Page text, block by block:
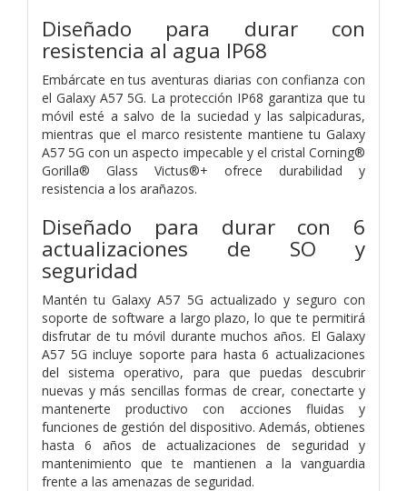
Diseñado para durar con
resistencia al agua IP68
Embárcate en tus aventuras diarias con confianza con
el Galaxy A57 5G. La protección IP68 garantiza que tu
móvil esté a salvo de la suciedad y las salpicaduras,
mientras que el marco resistente mantiene tu Galaxy
A57 5G con un aspecto impecable y el cristal Corning®
Gorilla® Glass Victus®+ ofrece durabilidad y
resistencia a los arañazos.
Diseñado para durar con 6
actualizaciones de SO y
seguridad
Mantén tu Galaxy A57 5G actualizado y seguro con
soporte de software a largo plazo, lo que te permitirá
disfrutar de tu móvil durante muchos años. El Galaxy
A57 5G incluye soporte para hasta 6 actualizaciones
del sistema operativo, para que puedas descubrir
nuevas y más sencillas formas de crear, conectarte y
mantenerte productivo con acciones fluidas y
funciones de gestión del dispositivo. Además, obtienes
hasta 6 años de actualizaciones de seguridad y
mantenimiento que te mantienen a la vanguardia
frente a las amenazas de seguridad.